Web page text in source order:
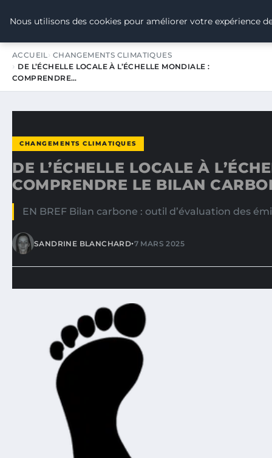
TOUR DE FRANCE POUR LE
ACCUEIL CHANGEMENTS CLIMATIQUES
DE L’ÉCHELLE LOCALE À L’ÉCHELLE MONDIALE :
COMPRENDRE…
CHANGEMENTS CLIMATIQUES
DE L’ÉCHELLE LOCALE À
COMPRENDRE LE BILAN
EN BREF Bilan carbone : outil d’évaluation des
SANDRINE BLANCHARD•7 MARS 2025
Nous utilisons des cookies pour améliorer votre expérience